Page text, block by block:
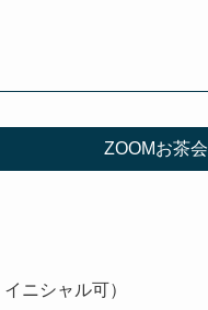
ZOOMお茶会
ニシャル可）